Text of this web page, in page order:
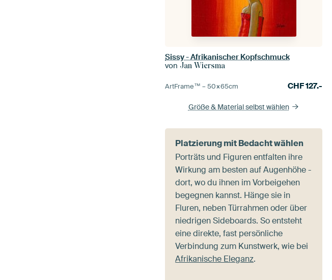
Sissy - Afrikanischer Kopfschmuck
von Jan Wiersma
ArtFrame™ –50×65cm CHF127.-
Größe & Material selbst wählen
Platzierung mit Bedacht wählen
Porträts und Figuren entfalten ihre
Wirkung am besten auf Augenhöhe -
dort, wo du ihnen im Vorbeigehen
begegnen kannst. Hänge sie in
Fluren, neben Türrahmen oder über
niedrigen Sideboards. So entsteht
eine direkte, fast persönliche
Verbindung zum Kunstwerk, wie bei
Afrikanische Eleganz.